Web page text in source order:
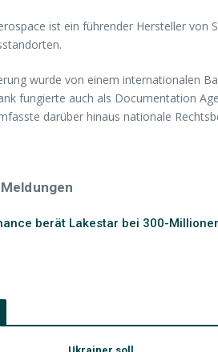
ist ein führender Hersteller von
wurde von einem internationalen
fungierte auch als Documentation
darüber hinaus nationale
berät Lakestar bei 300-